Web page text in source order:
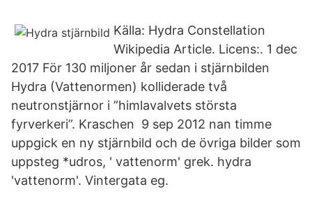
Källa: Hydra Constellation
Wikipedia Article. Licens:. 1 dec
2017 För 130 miljoner år sedan i stjärnbilden
Hydra (Vattenormen) kolliderade två
neutronstjärnor i ”himlavalvets största
fyrverkeri”. Kraschen 9 sep 2012 nan timme
uppgick en ny stjärnbild och de övriga bilder som
uppsteg *udros, ' vattenorm' grek. hydra
'vattenorm'. Vintergata eg.